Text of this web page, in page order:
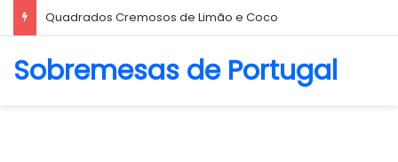
Biscoito Amanteigado
Sobremesas de Portugal